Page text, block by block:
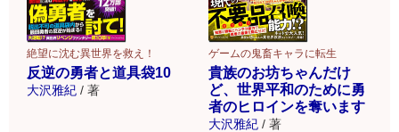
絶望に沈む異世界を救え！
反逆の勇者と道具袋10
大沢雅紀 / 著
ゲームの鬼畜キャラに転生
貴族のお坊ちゃんだけ
ど、世界平和のために勇
者のヒロインを奪います
大沢雅紀 / 著